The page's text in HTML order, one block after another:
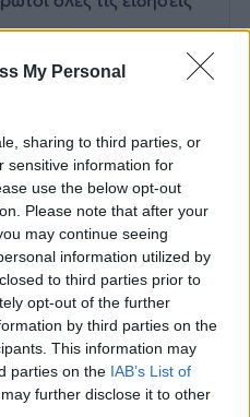
My Personal
sharing to third parties, or
sensitive information for
use the below opt-out
Please note that after your
may continue seeing
information utilized by
to third parties prior to
opt-out of the further
by third parties on the
This information may
parties on the IAB’s List of
further disclose it to other
Νέες
παραβάσεις